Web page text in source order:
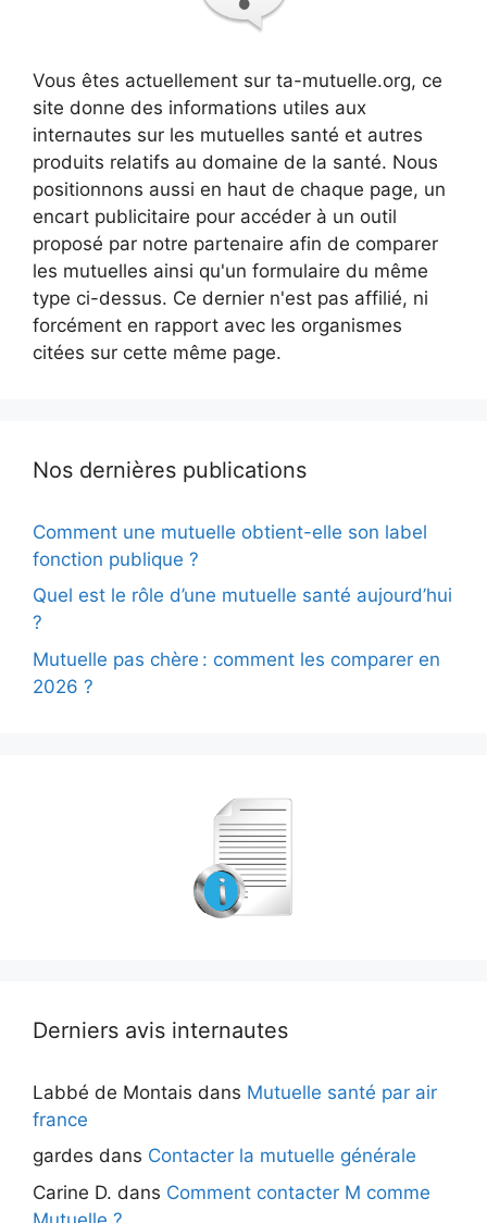
Vous êtes actuellement sur ta-mutuelle.org, ce
site donne des informations utiles aux
internautes sur les mutuelles santé et autres
produits relatifs au domaine de la santé. Nous
positionnons aussi en haut de chaque page, un
encart publicitaire pour accéder à un outil
proposé par notre partenaire afin de comparer
les mutuelles ainsi qu'un formulaire du même
type ci-dessus. Ce dernier n'est pas affilié, ni
forcément en rapport avec les organismes
citées sur cette même page.
Nos dernières publications
Comment une mutuelle obtient-elle son label
fonction publique ?
Quel est le rôle d’une mutuelle santé aujourd’hui
?
Mutuelle pas chère : comment les comparer en
2026 ?
Derniers avis internautes
Labbé de Montais dans Mutuelle santé par air
france
gardes dans Contacter la mutuelle générale
Carine D. dans Comment contacter M comme